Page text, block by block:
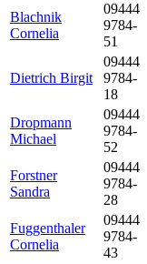
Blachnik
Cornelia
09444
9784-
51
Dietrich Birgit
09444
9784-
18
Dropmann
Michael
09444
9784-
52
Forstner
Sandra
09444
9784-
28
Fuggenthaler
Cornelia
09444
9784-
43